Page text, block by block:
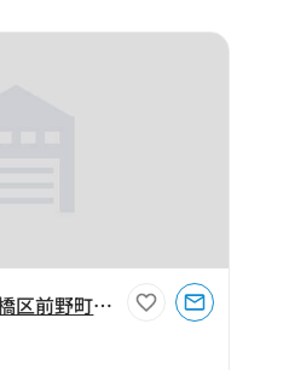
【東京都板橋区】板橋区前野町1丁目110坪倉庫